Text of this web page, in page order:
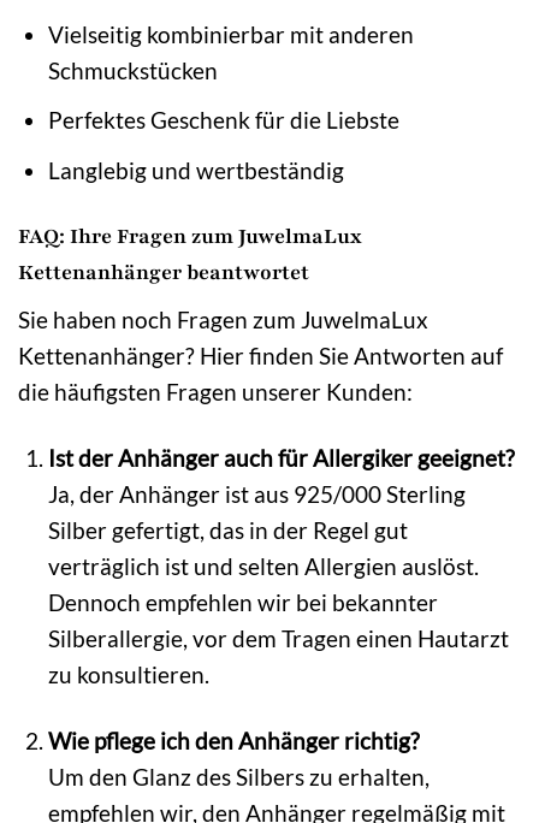
Vielseitig kombinierbar mit anderen
Schmuckstücken
Perfektes Geschenk für die Liebste
Langlebig und wertbeständig
FAQ: Ihre Fragen zum JuwelmaLux
Kettenanhänger beantwortet
Sie haben noch Fragen zum JuwelmaLux
Kettenanhänger? Hier finden Sie Antworten auf
die häufigsten Fragen unserer Kunden:
Ist der Anhänger auch für Allergiker geeignet?
Ja, der Anhänger ist aus 925/000 Sterling
Silber gefertigt, das in der Regel gut
verträglich ist und selten Allergien auslöst.
Dennoch empfehlen wir bei bekannter
Silberallergie, vor dem Tragen einen Hautarzt
zu konsultieren.
Wie pflege ich den Anhänger richtig?
Um den Glanz des Silbers zu erhalten,
empfehlen wir, den Anhänger regelmäßig mit